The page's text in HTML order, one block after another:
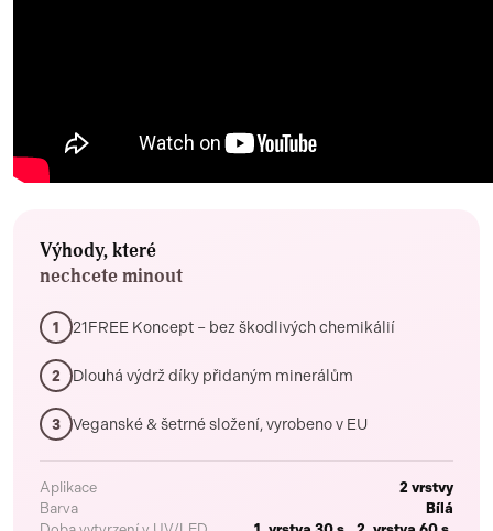
Výhody, které
nechcete minout
1 21FREE Koncept – bez škodlivých chemikálií
2 Dlouhá výdrž díky přidaným minerálům
3 Veganské & šetrné složení, vyrobeno v EU
Aplikace
2 vrstvy
Barva
Bílá